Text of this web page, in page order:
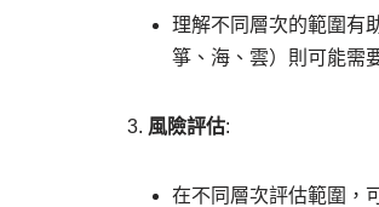
理解不同層次的範圍有
箏、海、雲）則可能需
風險評估:
在不同層次評估範圍，